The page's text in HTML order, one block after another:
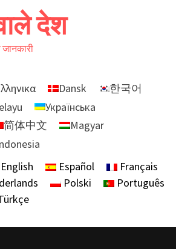
देश
Dansk
한국어
Українська
简体中文
Magyar
Español
Français
Polski
Português